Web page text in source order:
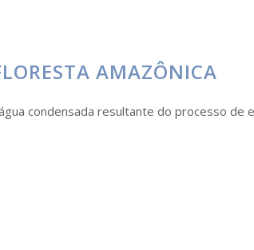
AMAZÔNICA
condensada resultante do processo de